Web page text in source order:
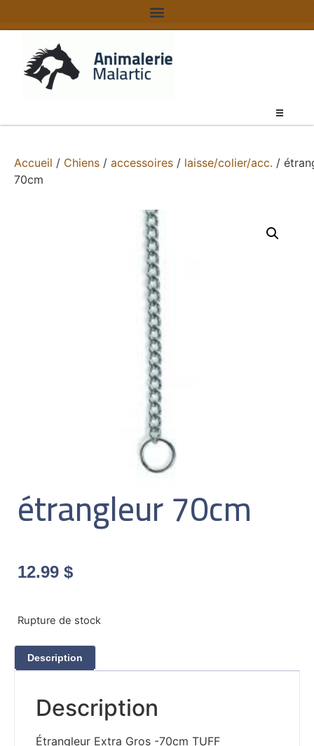
Accueil / Chiens / accessoires / laisse/colier/acc. /
70cm
étrangleur 70cm
12.99 $
Rupture de stock
Description
Description
Étrangleur Extra Gros -70cm TUFF